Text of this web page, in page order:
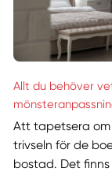
Allt du behöver
Att tapetsera
trivseln för de
bostad. Det